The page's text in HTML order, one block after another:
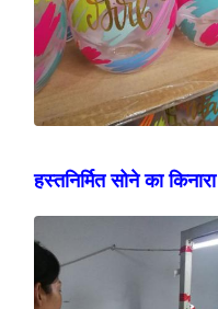
हस्तनिर्मित सोने का